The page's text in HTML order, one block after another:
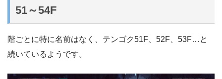
51～54F
階ごとに特に名前はなく、テンゴク51F、52F、53F…と
続いているようです。